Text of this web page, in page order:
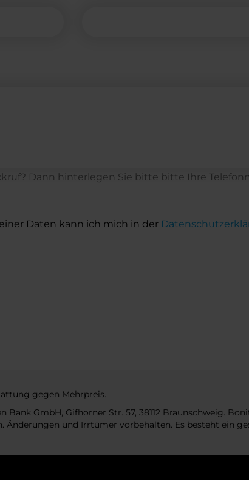
Dann hinterlegen Sie bitte bitte Ihre
Daten kann ich mich in der
gegen Mehrpreis.
Bank GmbH, Gifhorner Str. 57, 38112 Braunschweig.
Änderungen und Irrtümer vorbehalten. Es besteht ein